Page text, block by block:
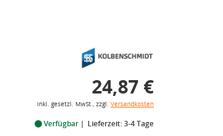
24,87 €
inkl. gesetzl. MwSt., zzgl. Versandkosten
Verfügbar Lieferzeit: 3-4 Tage